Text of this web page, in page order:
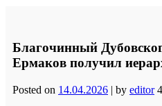
Благочинный
Ермаков получил
Posted on 14.04.2026 | by editor